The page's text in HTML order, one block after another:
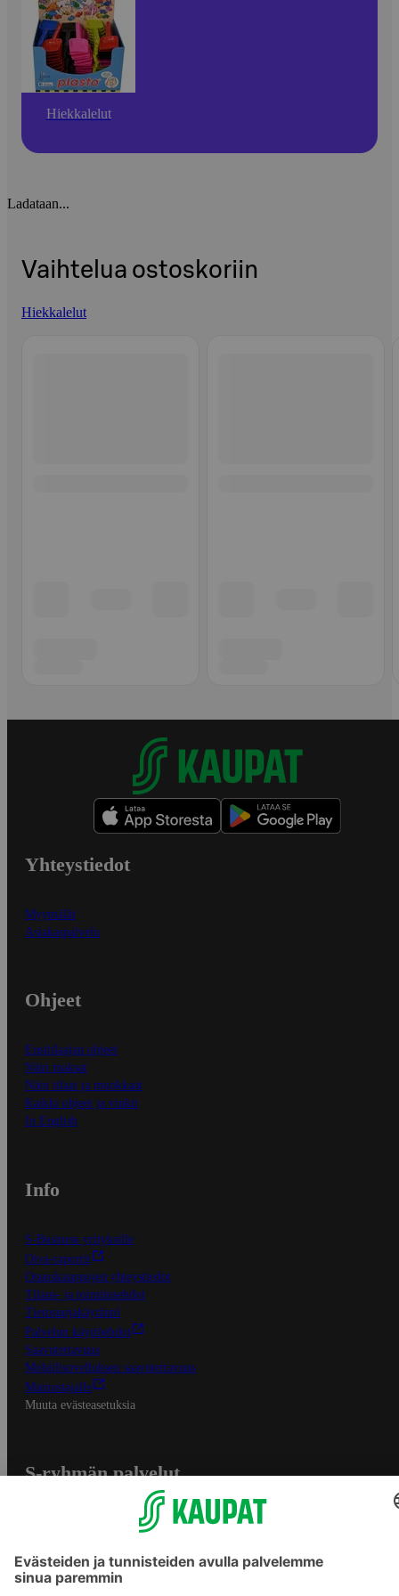
Hiekkalelut
Ladataan...
Vaihtelua ostoskoriin
Hiekkalelut
Yhteystiedot
Myymälät
Asiakaspalvelu
Ohjeet
Ensitilaajan ohjeet
Näin maksat
Näin tilaat ja muokkaat
Kaikki ohjeet ja vinkit
In English
Info
S-Business yrityksille
Oiva-raportit
Osuuskauppojen yhteystiedot
Tilaus- ja toimitusehdot
Tietosuojakäytäntö
Palvelun käyttöehdot
Saavutettavuus
Mobiilisovelluksen saavutettavuus
Mainostajalle
Muuta evästeasetuksia
S-ryhmän palvelut
Yhteishyvä Ruoka -sovellus
S-ostoslista -sovellus